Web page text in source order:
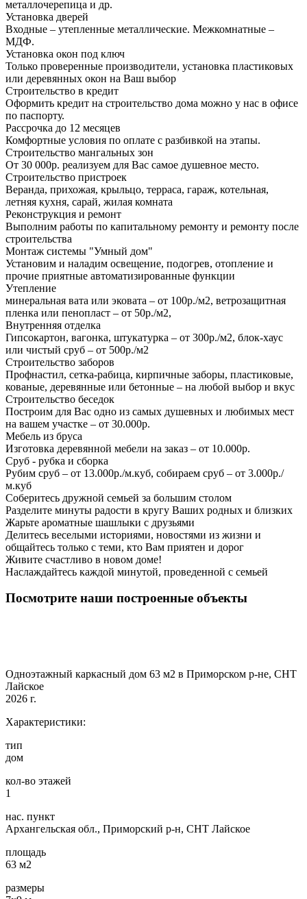
металлочерепица и др.
Установка дверей
Входные – утепленные металлические. Межкомнатные –
МДФ.
Установка окон под ключ
Только проверенные производители, установка пластиковых
или деревянных окон на Ваш выбор
Строительство в кредит
Оформить кредит на строительство дома можно у нас в офисе
по паспорту.
Рассрочка до 12 месяцев
Комфортные условия по оплате с разбивкой на этапы.
Строительство мангальных зон
От 30 000р. реализуем для Вас самое душевное место.
Строительство пристроек
Веранда, прихожая, крыльцо, терраса, гараж, котельная,
летняя кухня, сарай, жилая комната
Реконструкция и ремонт
Выполним работы по капитальному ремонту и ремонту после
строительства
Монтаж системы "Умный дом"
Установим и наладим освещение, подогрев, отопление и
прочие приятные автоматизированные функции
Утепление
минеральная вата или эковата – от 100р./м2, ветрозащитная
пленка или пенопласт – от 50р./м2,
Внутренняя отделка
Гипсокартон, вагонка, штукатурка – от 300р./м2, блок-хаус
или чистый сруб – от 500р./м2
Строительство заборов
Профнастил, сетка-рабица, кирпичные заборы, пластиковые,
кованые, деревянные или бетонные – на любой выбор и вкус
Строительство беседок
Построим для Вас одно из самых душевных и любимых мест
на вашем участке – от 30.000р.
Мебель из бруса
Изготовка деревянной мебели на заказ – от 10.000р.
Сруб - рубка и сборка
Рубим сруб – от 13.000р./м.куб, собираем сруб – от 3.000р./
м.куб
Соберитесь дружной семьей за большим столом
Разделите минуты радости в кругу Ваших родных и близких
Жарьте ароматные шашлыки с друзьями
Делитесь веселыми историями, новостями из жизни и
общайтесь только с теми, кто Вам приятен и дорог
Живите счастливо в новом доме!
Наслаждайтесь каждой минутой, проведенной с семьей
Посмотрите наши построенные объекты
Одноэтажный каркасный дом 63 м2 в Приморском р-не, СНТ
Лайское
2026 г.
Характеристики:
тип
дом
кол-во этажей
1
нас. пункт
Архангельская обл., Приморский р-н, СНТ Лайское
площадь
63 м2
размеры